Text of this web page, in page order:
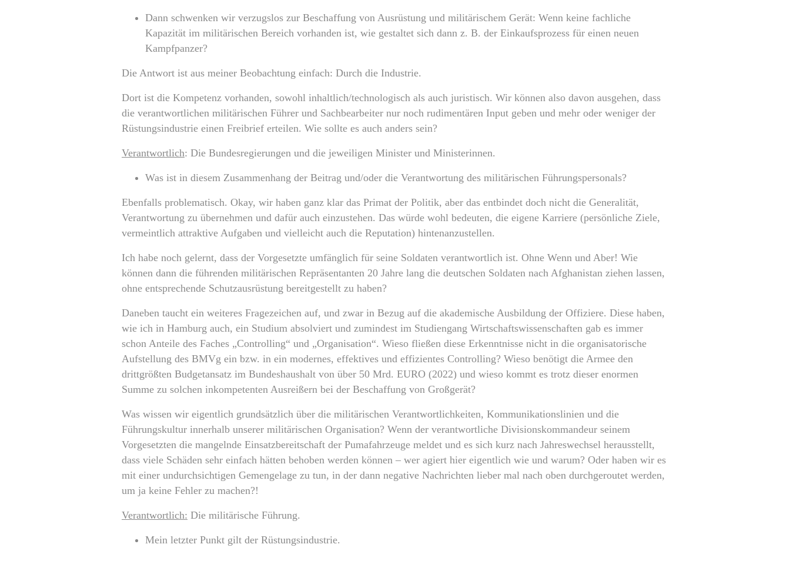
Dann schwenken wir verzugslos zur Beschaffung von Ausrüstung und militärischem Gerät: Wenn keine fachliche
Kapazität im militärischen Bereich vorhanden ist, wie gestaltet sich dann z. B. der Einkaufsprozess für einen neuen
Kampfpanzer?
Die Antwort ist aus meiner Beobachtung einfach: Durch die Industrie.
Dort ist die Kompetenz vorhanden, sowohl inhaltlich/technologisch als auch juristisch. Wir können also davon ausgehen, dass
die verantwortlichen militärischen Führer und Sachbearbeiter nur noch rudimentären Input geben und mehr oder weniger der
Rüstungsindustrie einen Freibrief erteilen. Wie sollte es auch anders sein?
Verantwortlich: Die Bundesregierungen und die jeweiligen Minister und Ministerinnen.
Was ist in diesem Zusammenhang der Beitrag und/oder die Verantwortung des militärischen Führungspersonals?
Ebenfalls problematisch. Okay, wir haben ganz klar das Primat der Politik, aber das entbindet doch nicht die Generalität,
Verantwortung zu übernehmen und dafür auch einzustehen. Das würde wohl bedeuten, die eigene Karriere (persönliche Ziele,
vermeintlich attraktive Aufgaben und vielleicht auch die Reputation) hintenanzustellen.
Ich habe noch gelernt, dass der Vorgesetzte umfänglich für seine Soldaten verantwortlich ist. Ohne Wenn und Aber! Wie
können dann die führenden militärischen Repräsentanten 20 Jahre lang die deutschen Soldaten nach Afghanistan ziehen lassen,
ohne entsprechende Schutzausrüstung bereitgestellt zu haben?
Daneben taucht ein weiteres Fragezeichen auf, und zwar in Bezug auf die akademische Ausbildung der Offiziere. Diese haben,
wie ich in Hamburg auch, ein Studium absolviert und zumindest im Studiengang Wirtschaftswissenschaften gab es immer
schon Anteile des Faches „Controlling“ und „Organisation“. Wieso fließen diese Erkenntnisse nicht in die organisatorische
Aufstellung des BMVg ein bzw. in ein modernes, effektives und effizientes Controlling? Wieso benötigt die Armee den
drittgrößten Budgetansatz im Bundeshaushalt von über 50 Mrd. EURO (2022) und wieso kommt es trotz dieser enormen
Summe zu solchen inkompetenten Ausreißern bei der Beschaffung von Großgerät?
Was wissen wir eigentlich grundsätzlich über die militärischen Verantwortlichkeiten, Kommunikationslinien und die
Führungskultur innerhalb unserer militärischen Organisation? Wenn der verantwortliche Divisionskommandeur seinem
Vorgesetzten die mangelnde Einsatzbereitschaft der Pumafahrzeuge meldet und es sich kurz nach Jahreswechsel herausstellt,
dass viele Schäden sehr einfach hätten behoben werden können – wer agiert hier eigentlich wie und warum? Oder haben wir es
mit einer undurchsichtigen Gemengelage zu tun, in der dann negative Nachrichten lieber mal nach oben durchgeroutet werden,
um ja keine Fehler zu machen?!
Verantwortlich: Die militärische Führung.
Mein letzter Punkt gilt der Rüstungsindustrie.